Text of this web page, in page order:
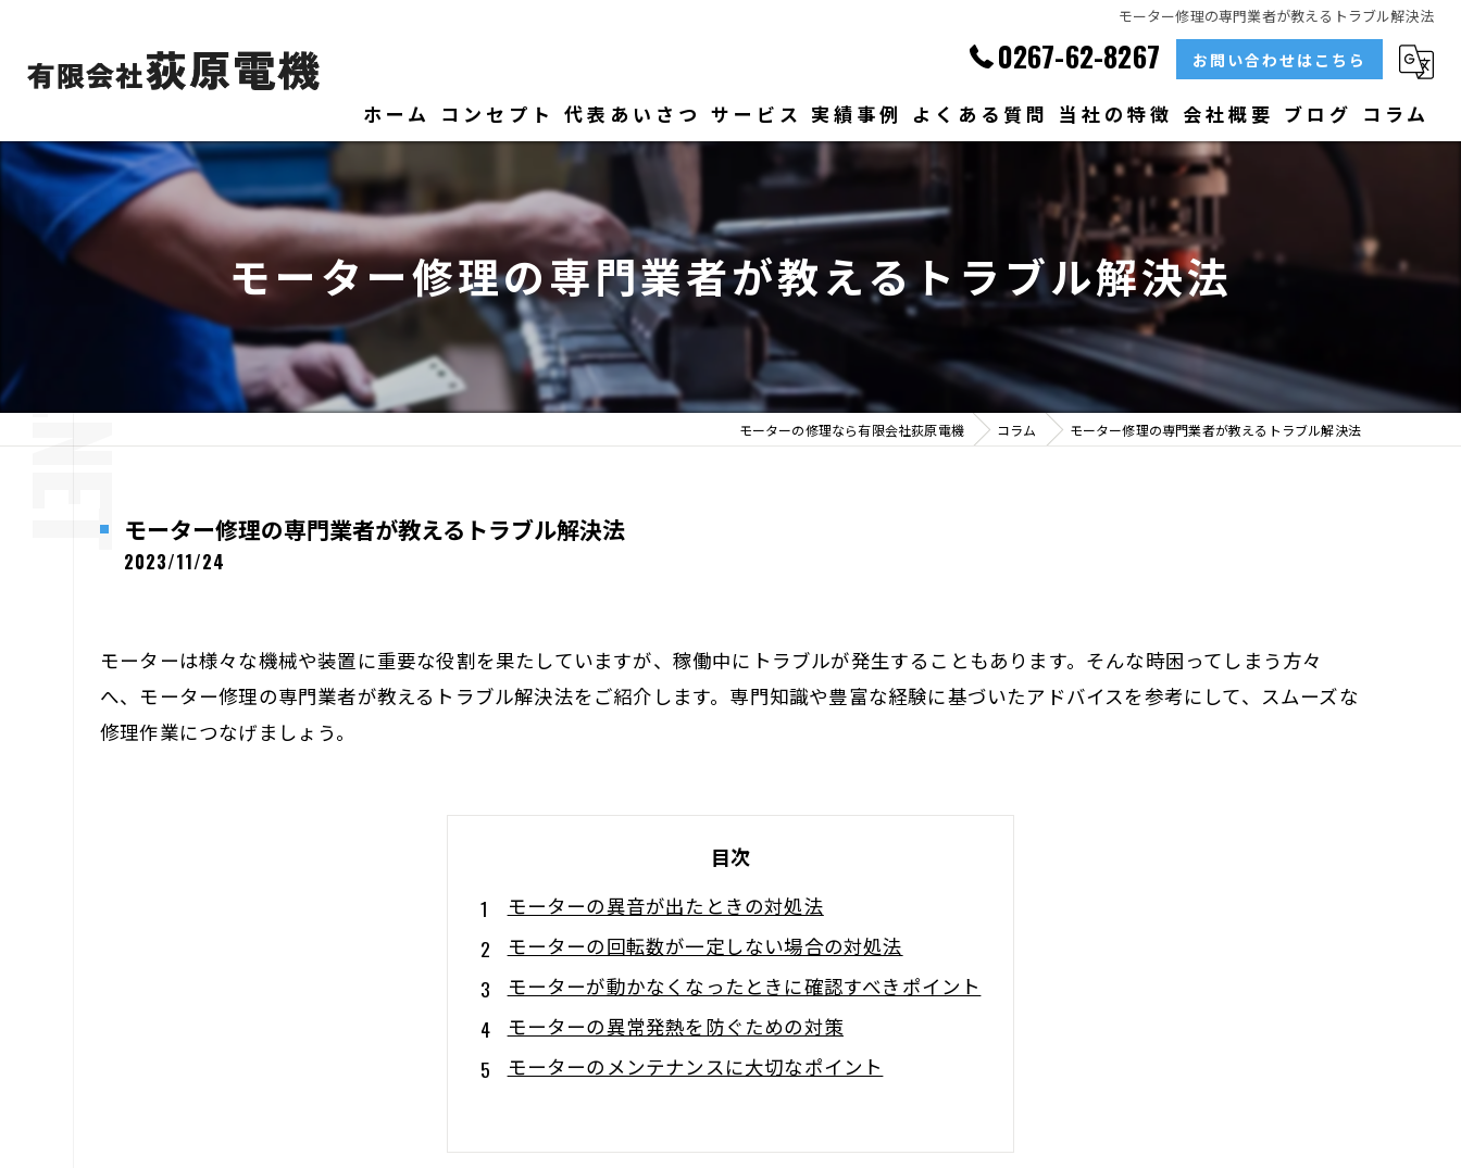
モーター修理の専門業者が教えるトラブル解決法
0267-62-8267 お問い合わせはこちら
ホーム コンセプト 代表あいさつ サービス 実績事例 よくある質問 当社の特徴
ベアリング
大型
メンテナンス
販売
会社概要 ブログ コラム
モーター修理の専門業者が教えるトラブル解決法
モーターの修理なら有限会社荻原電機 コラム モーター修理の専門業者が教えるトラブル解決法
モーター修理の専門業者が教えるトラブル解決法
2023/11/24
モーターは様々な機械や装置に重要な役割を果たしていますが、稼働中にトラブルが発生することもあります。そんな時困ってしまう方々
へ、モーター修理の専門業者が教えるトラブル解決法をご紹介します。専門知識や豊富な経験に基づいたアドバイスを参考にして、スムーズな
修理作業につなげましょう。
目次
モーターの異音が出たときの対処法
モーターの回転数が一定しない場合の対処法
モーターが動かなくなったときに確認すべきポイント
モーターの異常発熱を防ぐための対策
モーターのメンテナンスに大切なポイント